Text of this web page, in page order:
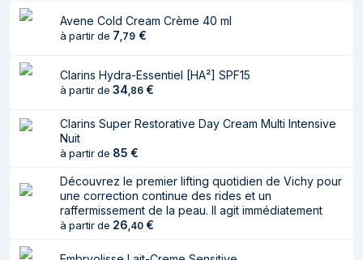
AQUA/WATER/EAU. CAPRYLIC/CAPRIC
TRIGLYCERIDE. DICAPRYLYL
CETEARYL ALCOHOL. GLYCERIN.
BUTYROSPERMUM PARKII (SHEA)
HYDROXYETHYL ACRYLATE/SODIUM
COPOLYMER. GLYCERYL STEARATE.
PEG-100 STEARATE. CETEARYL
GLUCOSIDE. STEARETH-21.
CAPRYLYL GLYCOL.
PARFUM/FRAGRANCE. AVENA SATIVA
Avene Cold Cream Crème 40 ml
à partir de 7 79 €
Clarins Hydra-Essentiel [HA²] SPF15
à partir de 34 86 €
Clarins Super Restorative Day Cream Multi Intensive
Nuit
à partir de 85 €
Découvrez le premier lifting quotidien de Vichy pour
une correction continue des rides et un
raffermissement de la peau. Il agit immédiatement
à partir de 26 40 €